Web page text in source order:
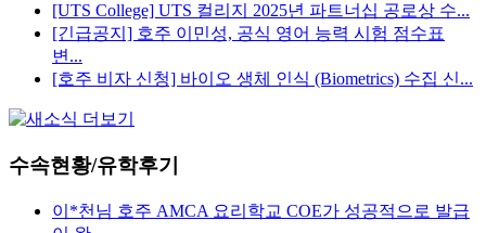
[UTS College] UTS 컬리지 2025년 파트너십 공로상 수...
[긴급공지] 호주 이민성, 공식 영어 능력 시험 점수표
변...
[호주 비자 신청] 바이오 생체 인식 (Biometrics) 수집 신...
수속현황/유학후기
이*천님 호주 AMCA 요리학교 COE가 성공적으로 발급